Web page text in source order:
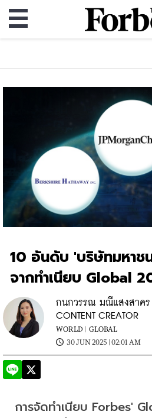
10 อันดับ 'บริษัทมหาช
จากทำเนียบ Global
กนกวรรณ มณีแสงสาคร /
CONTENT CREATOR
WORLD | GLOBAL
30 JUN 2025 | 02:01 AM
การจัดทำเนียบ Forbes'